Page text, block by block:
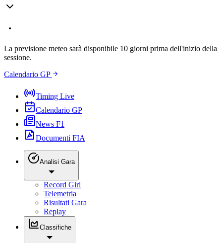
La previsione meteo sarà disponibile 10 giorni prima dell'inizio della
sessione.
Calendario GP
Timing Live
Calendario GP
News F1
Documenti FIA
Analisi Gara
Record Giri
Telemetria
Risultati Gara
Replay
Classifiche